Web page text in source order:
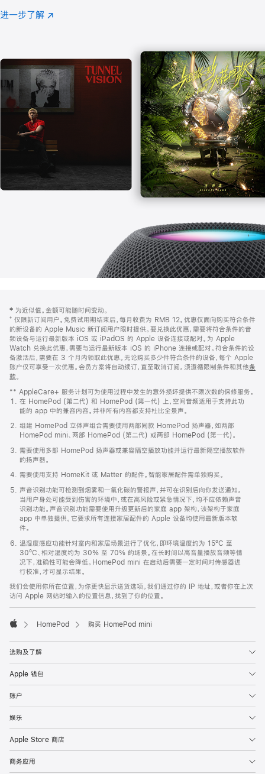
注
进一步了解 Apple
(在
口
中
打
开)
页
页
脚
注
‡ 为近似值。金额可能随时间变动。
⁺ 仅限新订阅用户。免费试用期结束后，每月收费为 RMB 12。优惠仅面向购买符合条件
的新设备的 Apple Music 新订阅用户限时提供。要兑换此优惠，需要将符合条件的音
频设备与运行最新版本 iOS 或 iPadOS 的 Apple 设备连接或配对。为 Apple
Watch 兑换此优惠，需要与运行最新版本 iOS 的 iPhone 连接或配对。符合条件的设
备激活后，需要在 3 个月内领取此优惠。无论购买多少件符合条件的设备，每个 Apple
账户仅可享受一次优惠。会员方案将自动续订，直至取消订阅。须遵循限制条件和其他条
款。
窗
口
中
打
开)
** AppleCare+ 服务计划可为使用过程中发生的意外损坏提供不限次数的保修服务。
在 HomePod (第二代) 和 HomePod (第一代) 上，空间音频适用于支持此功
能的 app 中的兼容内容。并非所有内容都支持杜比全景声。
组建 HomePod 立体声组合需要使用两部同款 HomePod 扬声器，如两部
HomePod mini、两部 HomePod (第二代) 或两部 HomePod (第一代)。
需要使用多部 HomePod 扬声器或兼容隔空播放功能并运行最新隔空播放软件
的扬声器。
需要使用支持 HomeKit 或 Matter 的配件。智能家居配件需单独购买。
声音识别功能可检测到烟雾和一氧化碳的警报声，并可在识别后向你发送通知。
当用户身处可能受到伤害的环境中，或在高风险或紧急情况下，均不应依赖声音
识别功能。声音识别功能需要使用升级更新后的家庭 app 架构，该架构于家庭
app 中单独提供。它要求所有连接家居配件的 Apple 设备均使用最新版本软
件。
温湿度感应功能针对室内和家居场景进行了优化，即环境温度约为 15ºC 至
30ºC、相对湿度约为 30% 至 70% 的场景。在长时间以高音量播放音频等情
况下，准确性可能会降低。HomePod mini 在启动后需要一定时间对传感器进
行校准，才可显示结果。
我们会使用你所在位置，为你更快显示送货选项。我们通过你的 IP 地址，或者你在上次
访问 Apple 网站时输入的位置信息，找到了你的位置。
HomePod 购买 HomePod mini
选购及了解
Apple 钱包
账户
娱乐
Apple Store 商店
商务应用